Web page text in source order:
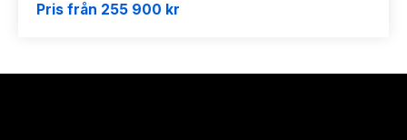
Pris från 255 900 kr